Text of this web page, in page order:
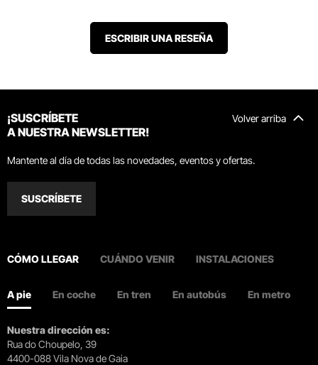
ESCRIBIR UNA RESEÑA
Volver arriba
¡SUSCRÍBETE
A NUESTRA NEWSLETTER!
Mantente al día de todas las novedades, eventos y ofertas.
SUSCRÍBETE
CÓMO LLEGAR CUÁNDO VENIR INSTALACIONES
A pie En coche En tren En autobús En metro
Nuestra dirección es:
Rua do Choupelo, 39
4400-088 Vila Nova de Gaia